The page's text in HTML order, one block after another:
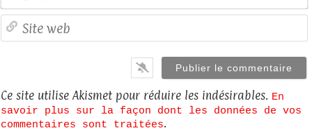
Ce site utilise Akismet pour réduire les indésirables. En
savoir plus sur la façon dont les données de vos
commentaires sont traitées.